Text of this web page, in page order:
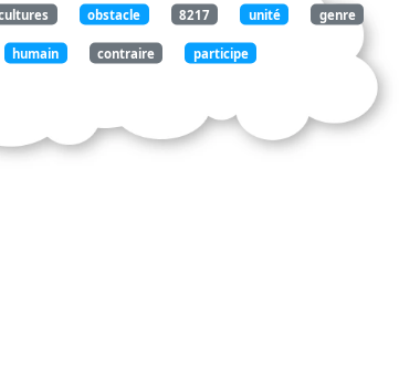
obstacle 8217 unité genre
humain contraire participe